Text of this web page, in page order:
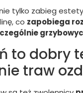
tylko zabieg
co zapobiega
to dobry
traw